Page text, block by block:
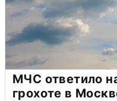
МЧС ответило
грохоте в